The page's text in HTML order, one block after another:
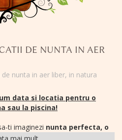
DE NUNTA IN AER
nunta in aer liber, in natura
data si locatia pentru o
sau la piscina!
ti imaginezi nunta perfecta, o
prind contur si vezi o pajiste